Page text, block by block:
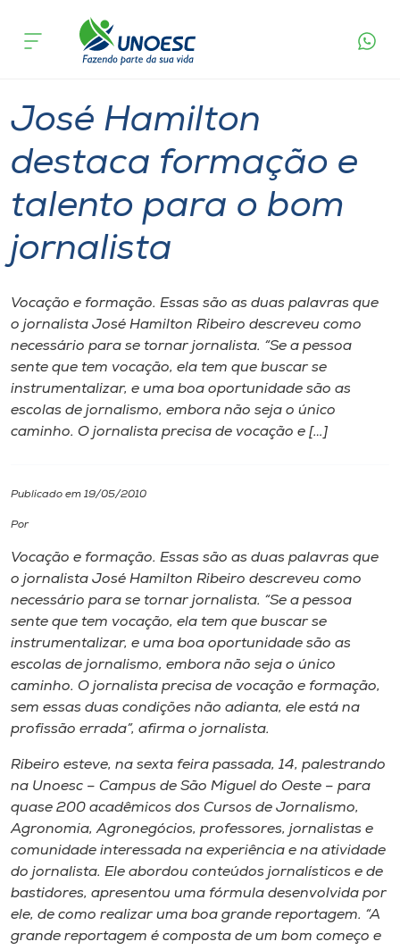
Cursos
Pesquisa
Atendimento ao Estudante
Portal de Ensino
A
Unoesc
Internacionalização
I.nova
Diplomados
CPA
Biblioteca
Editora
Rádio
Museu
Unoesc
Store
acontece
José Hamilton
destaca formação e
talento para o bom
jornalista
Vocação e formação. Essas são as duas palavras que
o jornalista José Hamilton Ribeiro descreveu como
necessário para se tornar jornalista. “Se a pessoa
sente que tem vocação, ela tem que buscar se
instrumentalizar, e uma boa oportunidade são as
escolas de jornalismo, embora não seja o único
caminho. O jornalista precisa de vocação e […]
Publicado em 19/05/2010
Por
Vocação e formação. Essas são as duas palavras que
o jornalista José Hamilton Ribeiro descreveu como
necessário para se tornar jornalista. “Se a pessoa
sente que tem vocação, ela tem que buscar se
instrumentalizar, e uma boa oportunidade são as
escolas de jornalismo, embora não seja o único
caminho. O jornalista precisa de vocação e formação,
sem essas duas condições não adianta, ele está na
profissão errada”, afirma o jornalista.
Ribeiro esteve, na sexta feira passada, 14, palestrando
na Unoesc – Campus de São Miguel do Oeste – para
quase 200 acadêmicos dos Cursos de Jornalismo,
Agronomia, Agronegócios, professores, jornalistas e
comunidade interessada na experiência e na atividade
do jornalista. Ele abordou conteúdos jornalísticos e de
bastidores, apresentou uma fórmula desenvolvida por
ele, de como realizar uma boa grande reportagem. “A
grande reportagem é composta de um bom começo e